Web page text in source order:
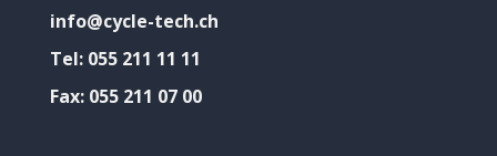
info@cycle-tech.ch
Tel: 055 211 11 11
Fax: 055 211 07 00